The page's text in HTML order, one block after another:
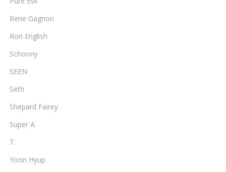
Rene Gagnon
Ron English
Schoony
SEEN
Seth
Shepard Fairey
Super A
T.
Yoon Hyup